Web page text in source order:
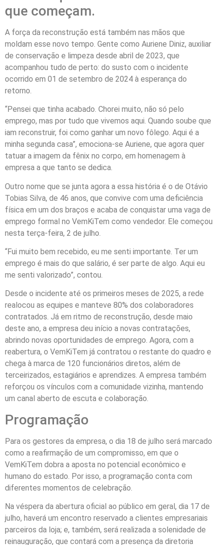
que começam.
A força da reconstrução está também nas mãos que
moldam esse novo tempo. Gente como Auriene Diniz, auxiliar
de conservação e limpeza desde abril de 2023, que
acompanhou tudo de perto: do susto com o incidente
ocorrido em 01 de setembro de 2024 à esperança do
retorno.
“Pensei que tinha acabado. Chorei muito, não só pelo
emprego, mas por tudo que vivemos aqui. Quando soube que
iam reconstruir, foi como ganhar um novo fôlego. Aqui é a
minha segunda casa”, emociona-se Auriene, que agora quer
tatuar a imagem da fênix no corpo, em homenagem à
empresa a que tanto se dedica.
Outro nome que se junta agora a essa história é o de Otávio
Tobias Silva, de 46 anos, que convive com uma deficiência
física em um dos braços e acaba de conquistar uma vaga de
emprego formal no VemKiTem como vendedor. Ele começou
nesta terça-feira, 2 de julho.
“Fui muito bem recebido, eu me senti importante. Ter um
emprego é mais do que salário, é ser parte de algo. Aqui eu
me senti valorizado”, contou.
Desde o incidente até os primeiros meses de 2025, a rede
realocou as equipes e manteve 80% dos colaboradores
contratados. Já em ritmo de reconstrução, desde maio
deste ano, a empresa deu início a novas contratações,
abrindo novas oportunidades de emprego. Agora, com a
reabertura, o VemKiTem já contratou o restante do quadro e
chega à marca de 120 funcionários diretos, além de
terceirizados, estagiários e aprendizes. A empresa também
reforçou os vínculos com a comunidade vizinha, mantendo
um canal aberto de escuta e colaboração.
Programação
Para os gestores da empresa, o dia 18 de julho será marcado
como a reafirmação de um compromisso, em que o
VemKiTem dobra a aposta no potencial econômico e
humano do estado. Por isso, a programação conta com
diferentes momentos de celebração.
Na véspera da abertura oficial ao público em geral, dia 17 de
julho, haverá um encontro reservado a clientes empresariais
parceiros da loja; e, também, será realizada a solenidade de
reinauguração, que contará com a presença da diretoria